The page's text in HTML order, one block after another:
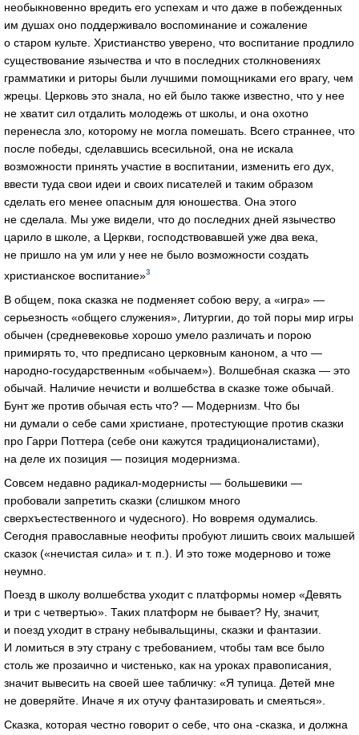
необыкновенно вредить его успехам и что даже в побежденных
им душах оно поддерживало воспоминание и сожаление
о старом культе. Христианство уверено, что воспитание продлило
существование язычества и что в последних столкновениях
грамматики и риторы были лучшими помощниками его врагу, чем
жрецы. Церковь это знала, но ей было также известно, что у нее
не хватит сил отдалить молодежь от школы, и она охотно
перенесла зло, которому не могла помешать. Всего страннее, что
после победы, сделавшись всесильной, она не искала
возможности принять участие в воспитании, изменить его дух,
ввести туда свои идеи и своих писателей и таким образом
сделать его менее опасным для юношества. Она этого
не сделала. Мы уже видели, что до последних дней язычество
царило в школе, а Церкви, господствовавшей уже два века,
не пришло на ум или у нее не было возможности создать
христианское воспитание»3
В общем, пока сказка не подменяет собою веру, а «игра» —
серьезность «общего служения», Литургии, до той поры мир игры
обычен (средневековье хорошо умело различать и порою
примирять то, что предписано церковным каноном, а что —
народно-государственным «обычаем»). Волшебная сказка — это
обычай. Наличие нечисти и волшебства в сказке тоже обычай.
Бунт же против обычая есть что? — Модернизм. Что бы
ни думали о себе сами христиане, протестующие против сказки
про Гарри Поттера (себе они кажутся традиционалистами),
на деле их позиция — позиция модернизма.
Совсем недавно радикал-модернисты — большевики —
пробовали запретить сказки (слишком много
сверхъестественного и чудесного). Но вовремя одумались.
Сегодня православные неофиты пробуют лишить своих малышей
сказок («нечистая сила» и т. п. ). И это тоже модерново и тоже
неумно.
Поезд в школу волшебства уходит с платформы номер «Девять
и три с четвертью». Таких платформ не бывает? Ну, значит,
и поезд уходит в страну небывальщины, сказки и фантазии.
И ломиться в эту страну с требованием, чтобы там все было
столь же прозаично и чистенько, как на уроках правописания,
значит вывесить на своей шее табличку: «Я тупица. Детей мне
не доверяйте. Иначе я их отучу фантазировать и смеяться».
Сказка, которая честно говорит о себе, что она -сказка, и должна